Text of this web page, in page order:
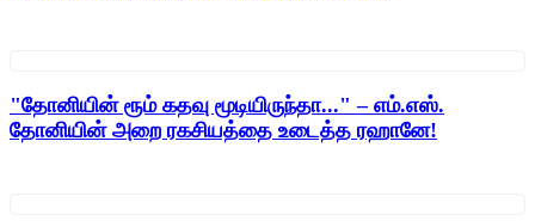
"தோனியின் ரூம் கதவு மூடியிருந்தா..." – எம்.எஸ்.
தோனியின் அறை ரகசியத்தை உடைத்த ரஹானே!